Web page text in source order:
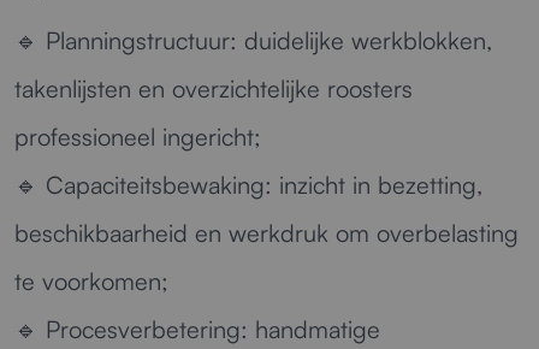
🔹 Planningstructuur: duidelijke werkblokken,
takenlijsten en overzichtelijke roosters
professioneel ingericht;
🔹 Capaciteitsbewaking: inzicht in bezetting,
beschikbaarheid en werkdruk om overbelasting
te voorkomen;
🔹 Procesverbetering: handmatige